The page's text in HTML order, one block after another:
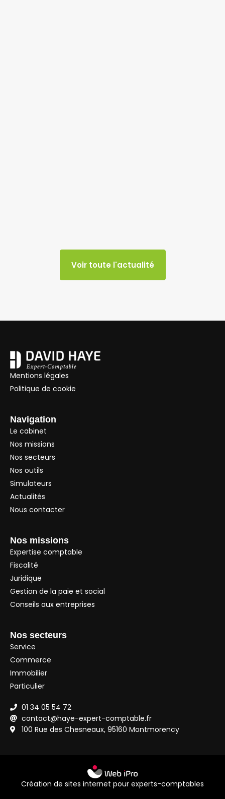
Voir toute l'actualité
Mentions légales
Politique de cookie
Navigation
Le cabinet
Nos missions
Nos secteurs
Nos outils
Simulateurs
Actualités
Nous contacter
Nos missions
Expertise comptable
Fiscalité
Juridique
Gestion de la paie et social
Conseils aux entreprises
Nos secteurs
Service
Commerce
Immobilier
Particulier
01 34 05 54 72
contact@haye-expert-comptable.fr
100 Rue des Chesneaux, 95160 Montmorency
Création de sites internet pour experts-comptables